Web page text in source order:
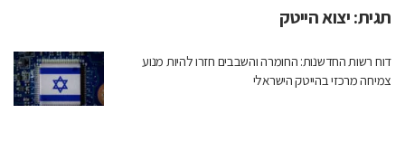
תגית:יצוא הייטק
דוח רשות החדשנות: החומרה והשבבים חזרו להיות מנוע
צמיחה מרכזי בהייטק הישראלי